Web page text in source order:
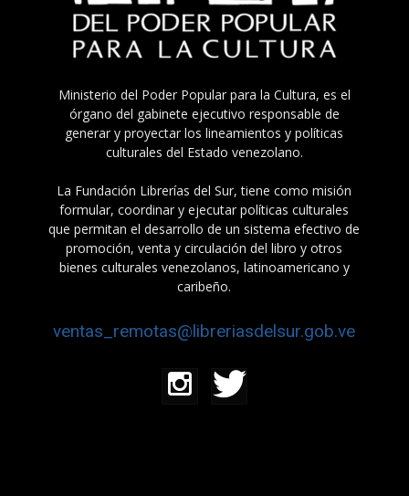
Ministerio del Poder Popular para la Cultura, es el
órgano del gabinete ejecutivo responsable de
generar y proyectar los lineamientos y políticas
culturales del Estado venezolano.
La Fundación Librerías del Sur, tiene como misión
formular, coordinar y ejecutar políticas culturales
que permitan el desarrollo de un sistema efectivo de
promoción, venta y circulación del libro y otros
bienes culturales venezolanos, latinoamericano y
caribeño.
ventas_remotas@libreriasdelsur.gob.ve